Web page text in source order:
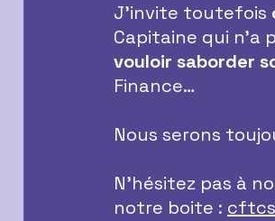
J’invite toutefois
Capitaine qui n’a
vouloir saborder
Finance…
Nous serons
N’hésitez pas à
notre boite :